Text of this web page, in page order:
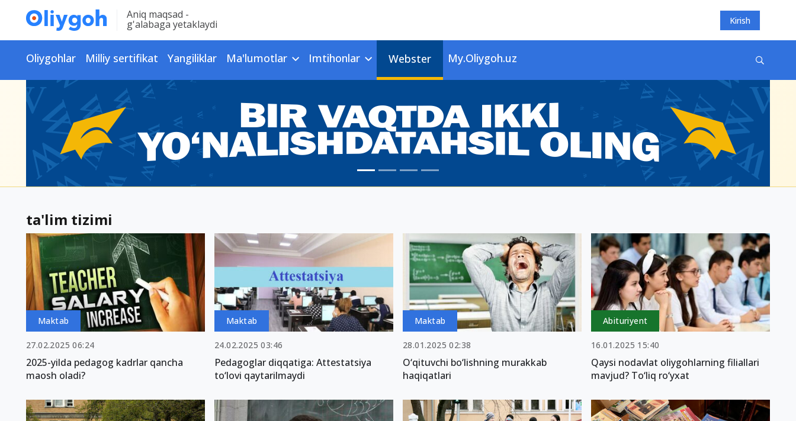
Aniq maqsad -
g'alabaga yetaklaydi Kirish
Oliygohlar Milliy sertifikat Yangiliklar Ma'lumotlar Imtihonlar Webster My.Oliygoh.uz
ta'lim tizimi
Maktab
27.02.2025 06:24
2025-yilda pedagog kadrlar qancha
maosh oladi?
Maktab
24.02.2025 03:46
Pedagoglar diqqatiga: Attestatsiya
to‘lovi qaytarilmaydi
Maktab
28.01.2025 02:38
O‘qituvchi bo‘lishning murakkab
haqiqatlari
Abituriyent
16.01.2025 15:40
Qaysi nodavlat oliygohlarning filiallari
mavjud? To‘liq ro‘yxat